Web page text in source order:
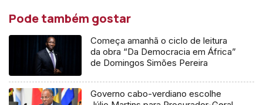
Pode também gostar
Começa amanhã o ciclo de leitura
da obra “Da Democracia em África”
de Domingos Simões Pereira
Governo cabo-verdiano escolhe